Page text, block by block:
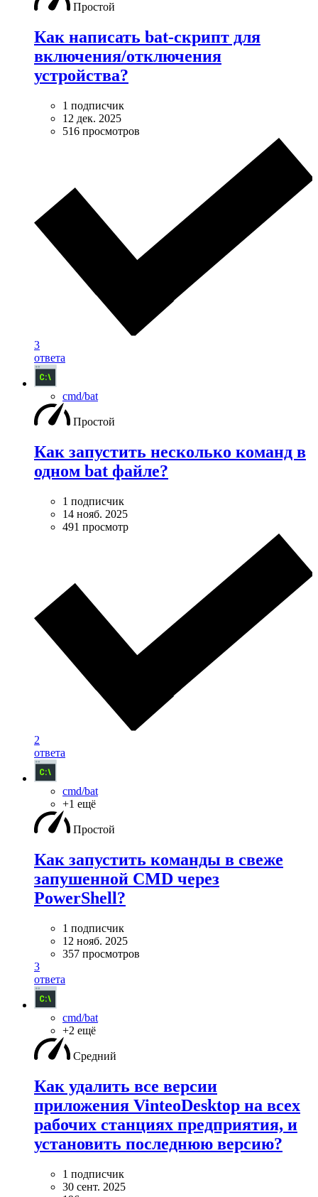
Простой
Как написать bat-скрипт для
включения/отключения
устройства?
1 подписчик
12 дек. 2025
516 просмотров
3
ответа
cmd/bat
Простой
Как запустить несколько команд в
одном bat файле?
1 подписчик
14 нояб. 2025
491 просмотр
2
ответа
cmd/bat
+1 ещё
Простой
Как запустить команды в свеже
запушенной CMD через
PowerShell?
1 подписчик
12 нояб. 2025
357 просмотров
3
ответа
cmd/bat
+2 ещё
Средний
Как удалить все версии
приложения VinteoDesktop на всех
рабочих станциях предприятия, и
установить последнюю версию?
1 подписчик
30 сент. 2025